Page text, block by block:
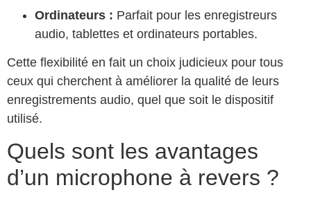
Ordinateurs : Parfait pour les enregistreurs
audio, tablettes et ordinateurs portables.
Cette flexibilité en fait un choix judicieux pour tous
ceux qui cherchent à améliorer la qualité de leurs
enregistrements audio, quel que soit le dispositif
utilisé.
Quels sont les avantages
d’un microphone à revers ?